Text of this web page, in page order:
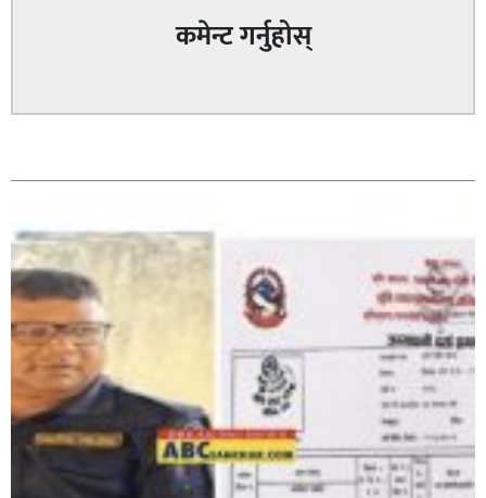
भिक्षा मागेर कारमा घुम्ने बाबाहरूलाई दाङ प्रहरीले पक्राउ,भारत
फर्कने सर्तमा रिहा,
कमेन्ट गर्नुहोस्